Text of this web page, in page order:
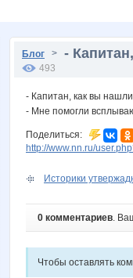
Блог > -
493
- Капитан, как вы
- Мне помогли
Поделиться:
http://www.nn.ru/
Историки
0 комментариев.
Чтобы оставлять